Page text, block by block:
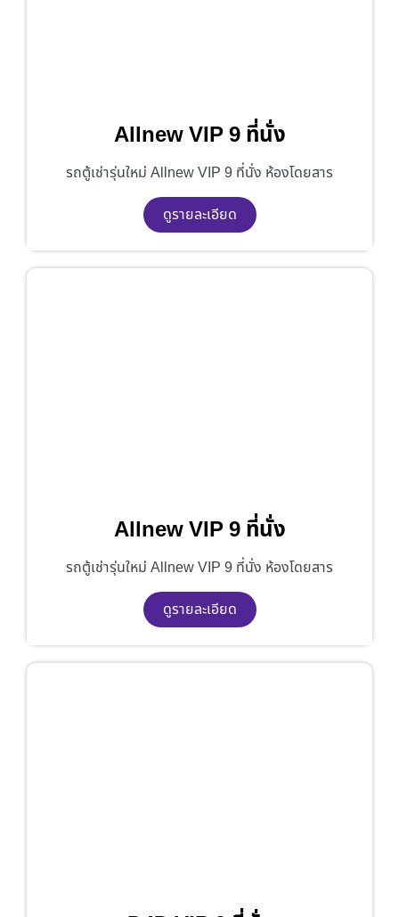
Allnew VIP 9 ที่นั่ง
รถตู้เช่ารุ่นใหม่ Allnew VIP 9 ที่นั่ง ห้องโดยสาร
ดูรายละเอียด
Allnew VIP 9 ที่นั่ง
รถตู้เช่ารุ่นใหม่ Allnew VIP 9 ที่นั่ง ห้องโดยสาร
ดูรายละเอียด